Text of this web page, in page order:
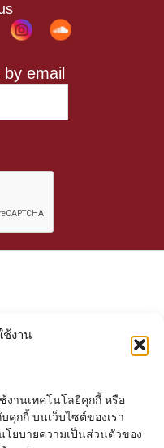
ช้งาน
งานเทคโนโลยีคุกกี้ หรือ
คุกกี้ บนเว็บไซต์ของเรา
ยบายความเป็นส่วนตัวของ
email